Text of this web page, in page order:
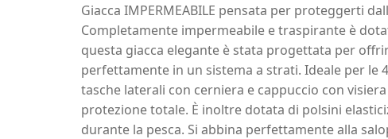
Giacca IMPERMEABILE pensata per proteggerti
Completamente impermeabile e traspirante è
questa giacca elegante è stata progettata per
perfettamente in un sistema a strati. Ideale per le
tasche laterali con cerniera e cappuccio con
protezione totale. È inoltre dotata di polsini
durante la pesca. Si abbina perfettamente alla